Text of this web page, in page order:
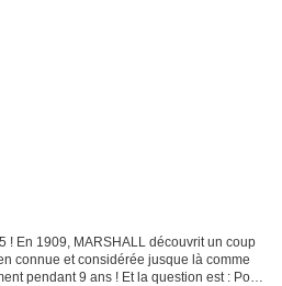
! En 1909, MARSHALL découvrit un coup
connue et considérée jusque là comme
pendant 9 ans ! Et la question est : Pour